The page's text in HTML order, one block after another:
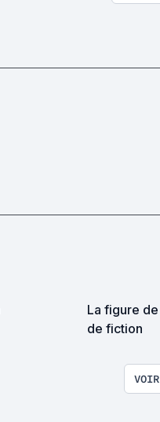
La figure
de fiction